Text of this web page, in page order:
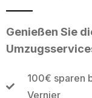
Genießen Sie
100€ sparen
Vernier